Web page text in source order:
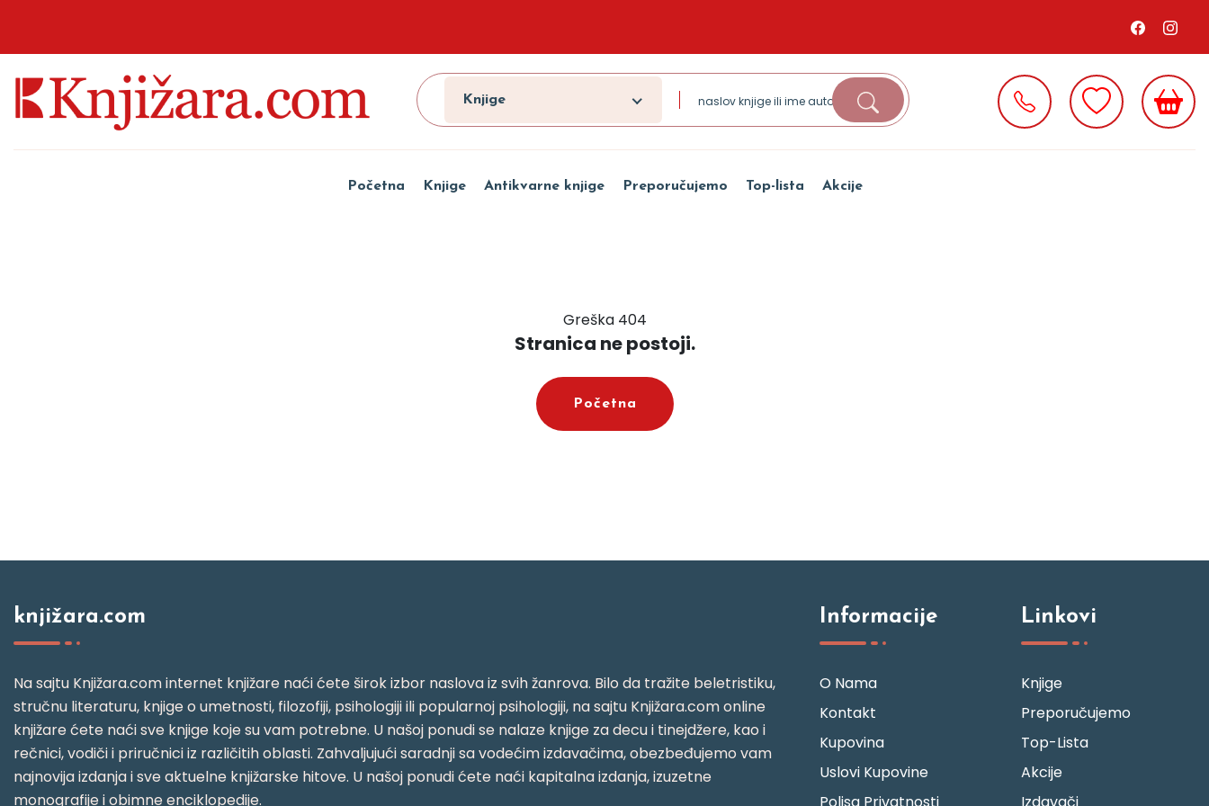
Knjige
Početna Knjige Antikvarne knjige Preporučujemo Top-lista Akcije
Greška 404
Stranica ne postoji.
Početna
knjižara.com
Na sajtu Knjižara.com internet knjižare naći ćete širok izbor naslova iz svih žanrova. Bilo da tražite beletristiku,
stručnu literaturu, knjige o umetnosti, filozofiji, psihologiji ili popularnoj psihologiji, na sajtu Knjižara.com online
knjižare ćete naći sve knjige koje su vam potrebne. U našoj ponudi se nalaze knjige za decu i tinejdžere, kao i
rečnici, vodiči i priručnici iz različitih oblasti. Zahvaljujući saradnji sa vodećim izdavačima, obezbeđujemo vam
najnovija izdanja i sve aktuelne knjižarske hitove. U našoj ponudi ćete naći kapitalna izdanja, izuzetne
monografije i obimne enciklopedije.
Informacije
O Nama
Kontakt
Kupovina
Uslovi Kupovine
Linkovi
Knjige
Preporučujemo
Top-Lista
Akcije